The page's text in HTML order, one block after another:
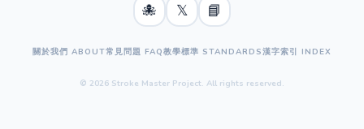
🐙 𝕏 📘
關於我們 ABOUT常見問題 FAQ教學標準 STANDARDS漢字索引 INDEX
© 2026 Stroke Master Project. All rights reserved.